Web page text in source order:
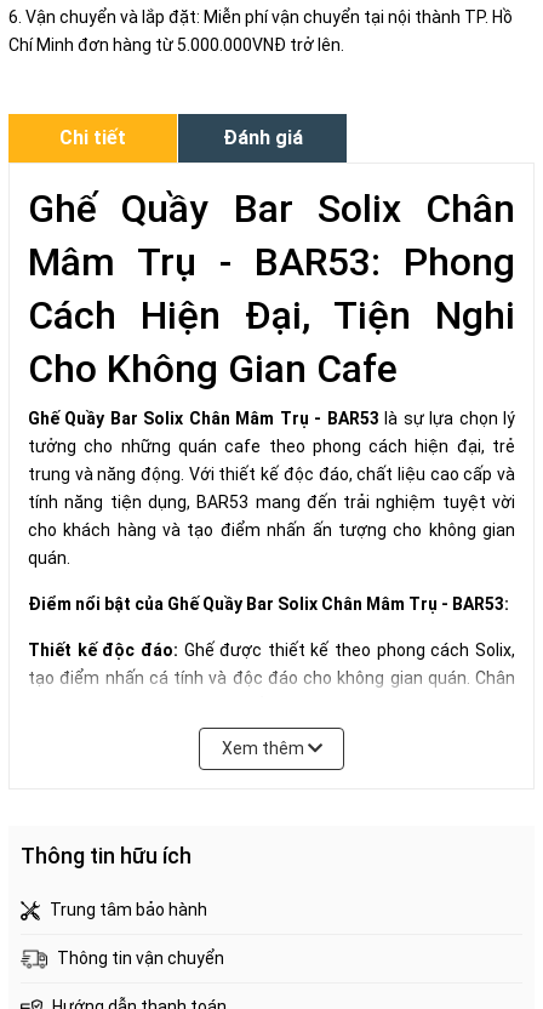
6. Vận chuyển và lắp đặt: Miễn phí vận chuyển tại nội thành TP. Hồ
Chí Minh đơn hàng từ 5.000.000VNĐ trở lên.
Chi tiết Đánh giá
Ghế Quầy Bar Solix Chân
Mâm Trụ - BAR53: Phong
Cách Hiện Đại, Tiện Nghi
Cho Không Gian Cafe
Ghế Quầy Bar Solix Chân Mâm Trụ - BAR53 là sự lựa chọn lý
tưởng cho những quán cafe theo phong cách hiện đại, trẻ
trung và năng động. Với thiết kế độc đáo, chất liệu cao cấp và
tính năng tiện dụng, BAR53 mang đến trải nghiệm tuyệt vời
cho khách hàng và tạo điểm nhấn ấn tượng cho không gian
quán.
Điểm nổi bật của Ghế Quầy Bar Solix Chân Mâm Trụ - BAR53:
Thiết kế độc đáo: Ghế được thiết kế theo phong cách Solix,
tạo điểm nhấn cá tính và độc đáo cho không gian quán. Chân
Ghế được làm từ chất liệu nhựa PP cao cấp,
Màu sắc đa dạng:
Nhiều màu sắc lựa chọn, phù hợp với mọi
phong cách thiết kế quán.
Tiện dụng: Ghế có lưng tựa và chân xoay, mang đến sự thoải
Giá cả hợp lý:BAR53 có giá thành cạnh tranh, phù hợp với
Xem thêm
Thông tin hữu ích
Trung tâm bảo hành
Thông tin vận chuyển